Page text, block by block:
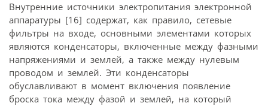
Внутренние источники электропитания электронной
аппаратуры [16] содержат, как правило, сетевые
фильтры на входе, основными элементами которых
являются конденсаторы, включенные между фазными
напряжениями и землей, а также между нулевым
проводом и землей. Эти конденсаторы
обуславливают в момент включения появление
броска тока между фазой и землей, на который